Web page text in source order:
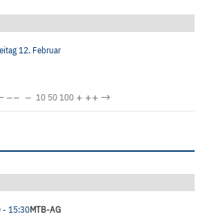
12. Februar
−− − 10 50100 + ++→
- 15:30MTB-AG